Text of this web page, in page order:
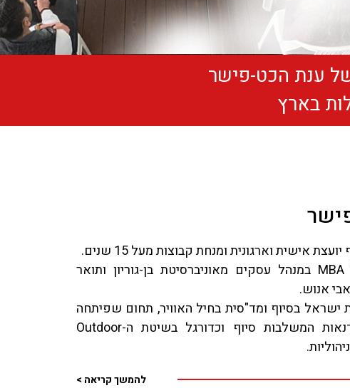
של ענת הכט-פישר
בארץ
אישית וארגונית ומנחת קבוצות מעל 15 שנים.
בעלת תואר שני MBA במנהל עסקים מאוניברסיטת בן-גוריון ותואר
אנוש.
ישראל בסיוף ומד"סית בחיל האוויר, תחום שפיתחה
מאוחר יותר בסדנאות המשלבות סיוף וכדורגל בשיטת ה-Outdoor
להמשך קריאה >